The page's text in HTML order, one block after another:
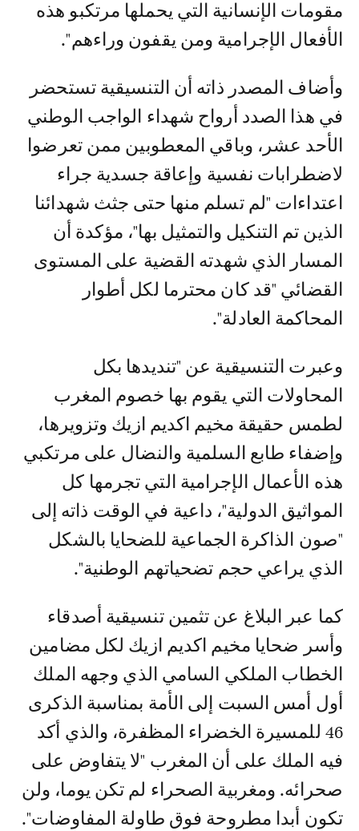
مقومات الإنسانية التي يحملها مرتكبو هذه
الأفعال الإجرامية ومن يقفون وراءهم".
وأضاف المصدر ذاته أن التنسيقية تستحضر
في هذا الصدد أرواح شهداء الواجب الوطني
الأحد عشر، وباقي المعطوبين ممن تعرضوا
لاضطرابات نفسية وإعاقة جسدية جراء
اعتداءات "لم تسلم منها حتى جثث شهدائنا
الذين تم التنكيل والتمثيل بها"، مؤكدة أن
المسار الذي شهدته القضية على المستوى
القضائي "قد كان محترما لكل أطوار
المحاكمة العادلة".
وعبرت التنسيقية عن "تنديدها بكل
المحاولات التي يقوم بها خصوم المغرب
لطمس حقيقة مخيم اكديم ازيك وتزويرها،
وإضفاء طابع السلمية والنضال على مرتكبي
هذه الأعمال الإجرامية التي تجرمها كل
المواثيق الدولية"، داعية في الوقت ذاته إلى
"صون الذاكرة الجماعية للضحايا بالشكل
الذي يراعي حجم تضحياتهم الوطنية".
كما عبر البلاغ عن تثمين تنسيقية أصدقاء
وأسر ضحايا مخيم اكديم ازيك لكل مضامين
الخطاب الملكي السامي الذي وجهه الملك
أول أمس السبت إلى الأمة بمناسبة الذكرى
46 للمسيرة الخضراء المظفرة، والذي أكد
فيه الملك على أن المغرب "لا يتفاوض على
صحرائه. ومغربية الصحراء لم تكن يوما، ولن
تكون أبدا مطروحة فوق طاولة المفاوضات".